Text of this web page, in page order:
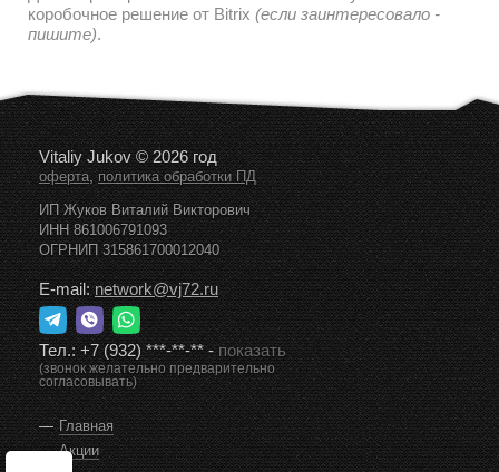
коробочное решение от Bitrix (если заинтересовало -
пишите).
Vitaliy Jukov © 2026 год
оферта,политика обработки ПД
ИП Жуков Виталий Викторович
ИНН 861006791093
ОГРНИП 315861700012040
E-mail:network@vj72.ru
Тел.:+7 (932) ***-**-**-показать
(звонок желательно предварительно
согласовывать)
Главная
Акции